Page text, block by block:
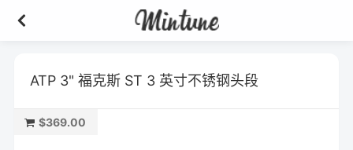
ATP 3" 福克斯 ST 3 英寸不锈钢头段
$369.00